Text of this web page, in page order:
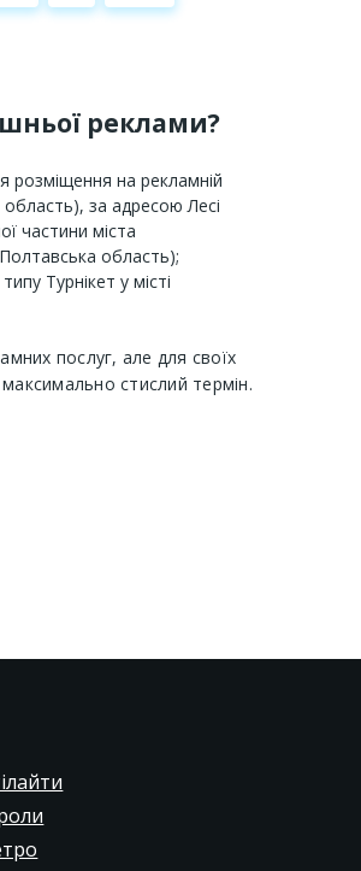
реклами?
розміщення на рекламній
область), за адресою Лесі
частини міста
область);
Турнікет у місті
послуг, але для своїх
стислий термін.